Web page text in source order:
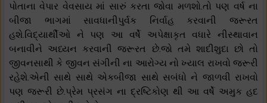
પોતાના વેપાર વેવસાય માં સારું કરતા જોવા મળશો.તો પણ વર્ષ ના
બીજા ભાગમાં સાવધાનીપુર્વક નિર્વાહ કરવાની જરૂરત
હશે.વિદ્યાર્થીઓ ને પણ આ વર્ષે અપેક્ષાકૃત વધારે નીસ્થાવાન
બનાવીને અધ્યન કરવાની જરૂરત છે.જો તમે શાદીશુદા છો તો
જીવનસાથી કે જીવન સંગીની ના આરોગ્ય નો ખ્યાલ રાખવો જરૂરી
રહેશે.એની સાથે સાથે એકબીજા સાથે સબંધો ને જાળવી રાખવો
પણ જરૂરી છે.પ્રેમ પ્રસંગ ના દ્રષ્ટિકોણ થી આ વર્ષે અમુક હદ